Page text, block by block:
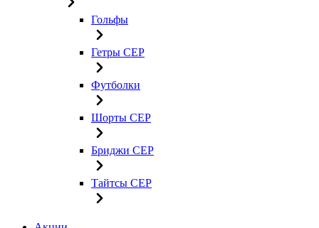
Гольфы
Гетры CEP
Футболки
Шорты CEP
Бриджи CEP
Тайтсы CEP